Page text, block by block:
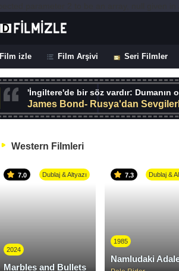
Film izle Film Arşivi Seri Filmler
'İngiltere'de bir söz vardır: Dumanın
James Bond- Rusya'dan
Western Filmleri
7.0 Dublaj & Altyazı
2024
Marbles and Bullets
7.3 Dublaj &
1985
Namludaki